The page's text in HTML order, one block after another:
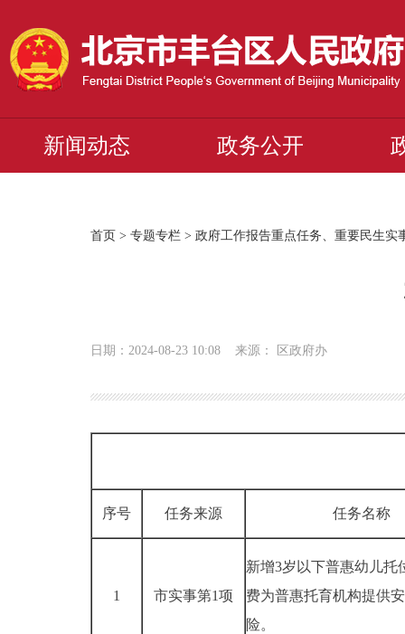
新闻动态 政务公开
首页 > 专题专栏> 政府工作报告重点任务、重要民生实
日期：2024-08-23 10:08 来源： 区政府办
序号 任务来源 任务名称
1 市实事第1项
新增3岁以下普惠幼儿托
费为普惠托育机构提供
险。